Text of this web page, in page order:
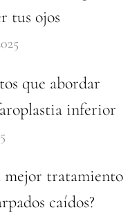
tus ojos
que abordar
inferior
mejor tratamiento
caídos?